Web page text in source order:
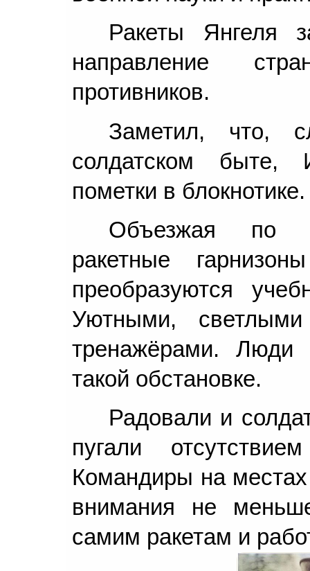
Ракеты Янгеля
направление
противников.
Заметил, что,
солдатском быте,
пометки в блокнотике.
Объезжая по
ракетные
преобразуются
Уютными,
тренажёрами. Люди
такой обстановке.
Радовали и
пугали
Командиры на
внимания не
самим ракетам и